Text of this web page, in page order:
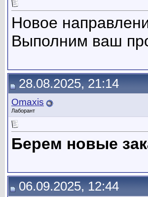
Новое
Выполним ваш
28.08.2025, 21:14
Omaxis
Лаборант
Берем новые
06.09.2025, 12:44